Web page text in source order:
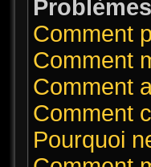
Comment
Comment
Comment
Comment
Pourquoi